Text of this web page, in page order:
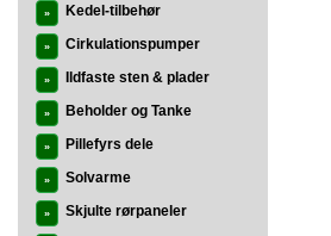
» Kedel-tilbehør
» Cirkulationspumper
» Ildfaste sten & plader
» Beholder og Tanke
» Pillefyrs dele
» Solvarme
» Skjulte rørpaneler